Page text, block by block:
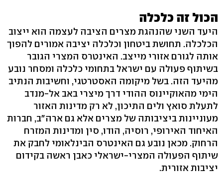
הכול זה כלכלה
היעד השני שהנהגת מצרים הציבה לעצמה הוא ייצוב
הכלכלה. תחושת ביטחון וכלכלה יציבה אמורים להפוך
אותה לגורם אזורי מייצב. האינטרס המצרי הגובר
בשיתוף פעולה עם ישראל בתחומי כלכלה ומסחר נובע
מהיעד הזה. בשל מיקומה האסטרטגי, וחשיבות הנתיב
הימי מהאוקיינוס ההודי דרך מיצרי באב אל-מנדב
לתעלת סואץ ולים התיכון, לא רק מדינות האזור
מעוניינות ביציבותה של מצרים אלא גם ארה"ב, חברות
האיחוד האירופי, רוסיה, הודו, סין ומדינות המזרח
הרחוק. מכאן נובע גם האינטרס הבינלאומי לחבק את
שיתוף הפעולה המצרי-ישראלי כאבן ראשה בקידום
יציבות אזורית.